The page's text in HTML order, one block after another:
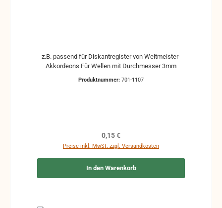
z.B. passend für Diskantregister von Weltmeister-
Akkordeons Für Wellen mit Durchmesser 3mm
Produktnummer: 701-1107
Regulärer Preis:
0,15 €
Preise inkl. MwSt. zzgl. Versandkosten
In den Warenkorb